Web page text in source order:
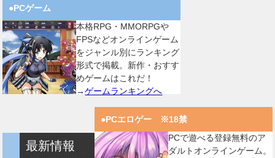
●PCゲーム
本格RPG・MMORPGや
FPSなどオンラインゲーム
をジャンル別にランキング
形式で掲載。新作・おすす
めゲームはこれだ！
→ゲームランキングへ
●PCエロゲー ※18禁
PCで遊べる登録無料のア
ダルトオンラインゲーム。
最新情報